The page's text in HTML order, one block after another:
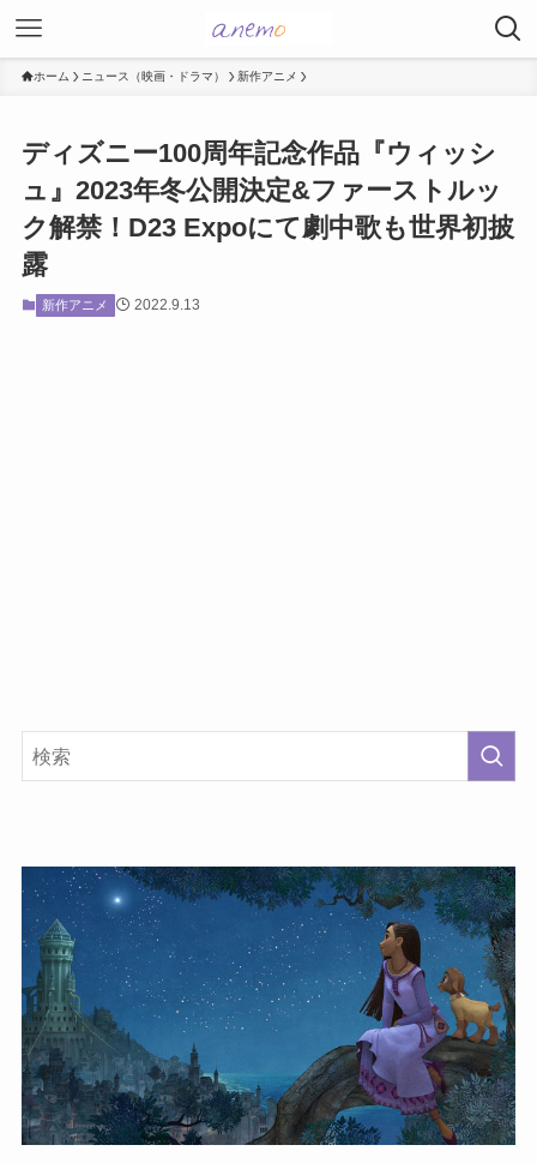
ホーム ニュース（映画・ドラマ） 新作アニメ
ディズニー100周年記念作品『ウィッシ
ュ』2023年冬公開決定&ファーストルッ
ク解禁！D23 Expoにて劇中歌も世界初披
露
新作アニメ 2022.9.13